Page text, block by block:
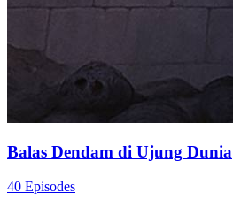
Balas Dendam di Ujung Dunia
40 Episodes